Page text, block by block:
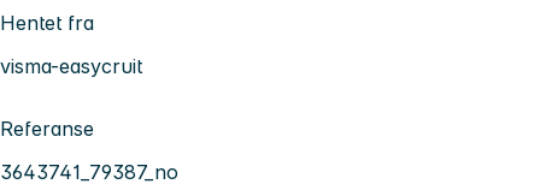
Hentet fra
visma-easycruit
Referanse
3643741_79387_no